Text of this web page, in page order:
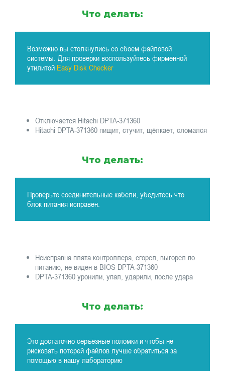
Что делать:
Возможно вы столкнулись со сбоем файловой
системы. Для проверки воспользуйтесь фирменной
утилитой Easy Disk Checker
Отключается Hitachi DPTA-371360
Hitachi DPTA-371360 пищит, стучит, щёлкает, сломался
Что делать:
Проверьте соединительные кабели, убедитесь что
блок питания исправен.
Неисправна плата контроллера, сгорел, выгорел по
питанию, не виден в BIOS DPTA-371360
DPTA-371360 уронили, упал, ударили, после удара
Что делать:
Это достаточно серъёзные поломки и чтобы не
рисковать потерей файлов лучше обратиться за
помощью в нашу лабораторию